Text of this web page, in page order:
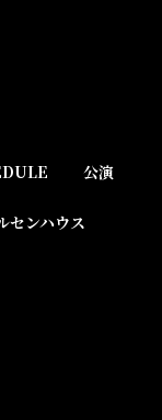
公演
センハウス